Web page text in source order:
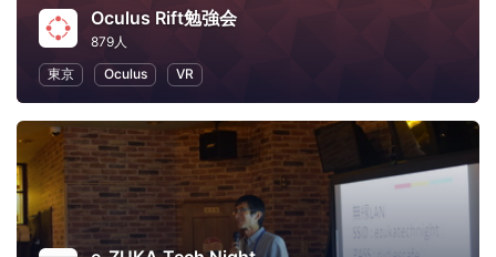
Oculus Rift勉強会
879人
東京
Oculus VR